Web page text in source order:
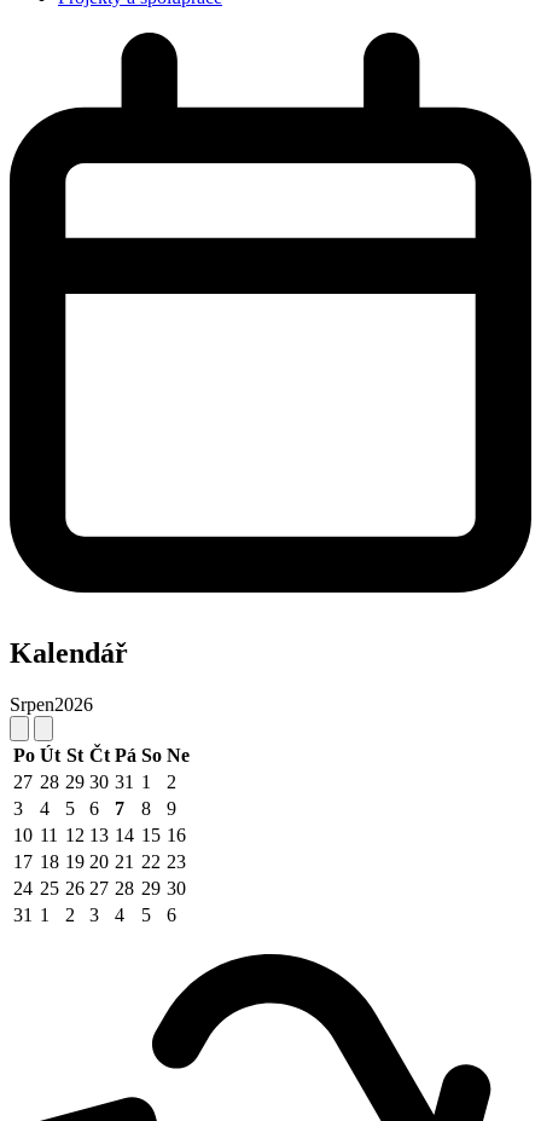
Kalendář
Srpen2026
Po Út St Čt Pá So Ne
27 28 29 30 31 1
2
3
4 5 6 7 8
9
10 11 12 13 14 15 16
17 18 19 20 21 22 23
24 25 26 27 28 29 30
31 1 2 3 4 5 6